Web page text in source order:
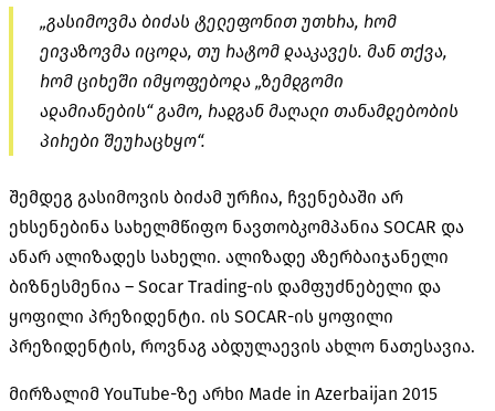
„გასიმოვმა ბიძას ტელეფონით უთხრა, რომ
ეივაზოვმა იცოდა, თუ რატომ დააკავეს. მან თქვა,
რომ ციხეში იმყოფებოდა „ზემდგომი
ადამიანების“ გამო, რადგან მაღალი თანამდებობის
პირები შეურაცხყო“.
შემდეგ გასიმოვის ბიძამ ურჩია, ჩვენებაში არ
ეხსენებინა სახელმწიფო ნავთობკომპანია SOCAR და
ანარ ალიზადეს სახელი. ალიზადე აზერბაიჯანელი
ბიზნესმენია – Socar Trading-ის დამფუძნებელი და
ყოფილი პრეზიდენტი. ის SOCAR-ის ყოფილი
პრეზიდენტის, როვნაგ აბდულაევის ახლო ნათესავია.
მირზალიმ YouTube-ზე არხი Made in Azerbaijan 2015